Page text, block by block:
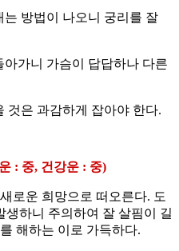
는 방법이 나오니 궁리를 잘
아가니 가슴이 답답하나 다른
것은 과감하게 잡아야 한다.
: 중, 건강운 : 중)
로운 희망으로 떠오른다. 도
하니 주의하여 잘 살핌이 길
해하는 이로 가득하다.